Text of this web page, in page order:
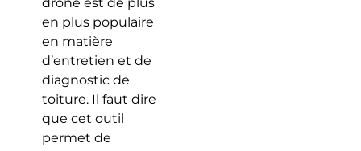
en plus populaire
en matière
d’entretien et de
diagnostic de
toiture. Il faut dire
que cet outil
permet de